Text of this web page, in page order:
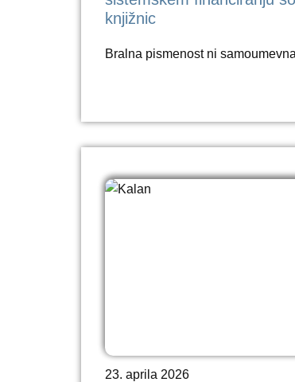
knjižnic
Bralna pismenost ni
23. aprila 2026